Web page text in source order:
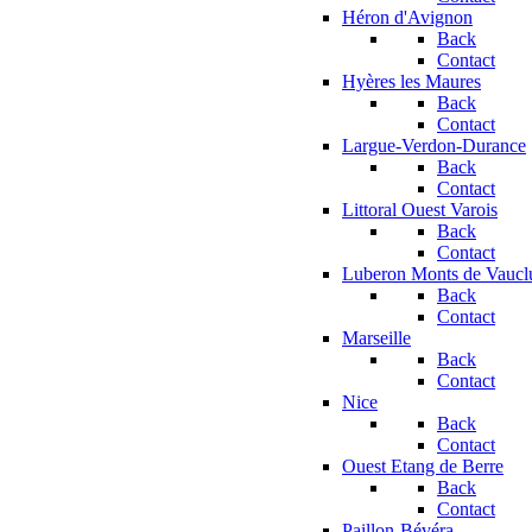
Héron d'Avignon
Back
Contact
Hyères les Maures
Back
Contact
Largue-Verdon-Durance
Back
Contact
Littoral Ouest Varois
Back
Contact
Luberon Monts de
Back
Contact
Marseille
Back
Contact
Nice
Back
Contact
Ouest Etang de Berre
Back
Contact